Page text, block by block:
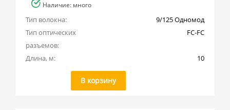
Наличие: много
Тип волокна:
9/125 Одномод
Тип оптических
разъемов:
FC-FC
Длина, м: 10
В корзину